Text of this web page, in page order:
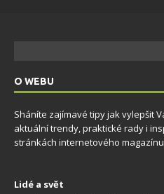
O WEBU
Sháníte zajímavé tipy jak vylepšit
aktuální trendy, praktické rady i
stránkách internetového magazínu
Lidé a svět